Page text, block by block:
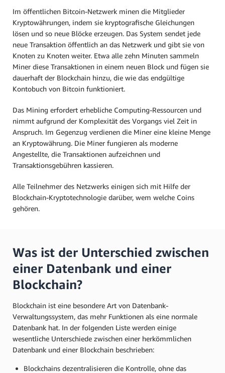
Im öffentlichen Bitcoin-Netzwerk minen die Mitglieder
Kryptowährungen, indem sie kryptografische Gleichungen
lösen und so neue Blöcke erzeugen. Das System sendet jede
neue Transaktion öffentlich an das Netzwerk und gibt sie von
Knoten zu Knoten weiter. Etwa alle zehn Minuten sammeln
Miner diese Transaktionen in einem neuen Block und fügen sie
dauerhaft der Blockchain hinzu, die wie das endgültige
Kontobuch von Bitcoin funktioniert.
Das Mining erfordert erhebliche Computing-Ressourcen und
nimmt aufgrund der Komplexität des Vorgangs viel Zeit in
Anspruch. Im Gegenzug verdienen die Miner eine kleine Menge
an Kryptowährung. Die Miner fungieren als moderne
Angestellte, die Transaktionen aufzeichnen und
Transaktionsgebühren kassieren.
Alle Teilnehmer des Netzwerks einigen sich mit Hilfe der
Blockchain-Kryptotechnologie darüber, wem welche Coins
gehören.
Was ist der Unterschied zwischen
einer Datenbank und einer
Blockchain?
Blockchain ist eine besondere Art von Datenbank-
Verwaltungssystem, das mehr Funktionen als eine normale
Datenbank hat. In der folgenden Liste werden einige
wesentliche Unterschiede zwischen einer herkömmlichen
Datenbank und einer Blockchain beschrieben:
Blockchains dezentralisieren die Kontrolle, ohne das